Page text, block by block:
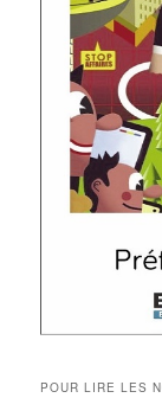
POUR LIRE LES